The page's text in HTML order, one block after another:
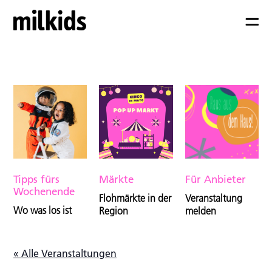
Tipps fürs
Wochenende
Wo was los ist
Märkte
Flohmärkte in der
Region
Für Anbieter
Veranstaltung
melden
« Alle Veranstaltungen